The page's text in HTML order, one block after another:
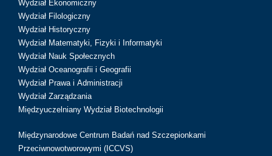
Wydział Ekonomiczny
Wydział Filologiczny
Wydział Historyczny
Wydział Matematyki, Fizyki i Informatyki
Wydział Nauk Społecznych
Wydział Oceanografii i Geografii
Wydział Prawa i Administracji
Wydział Zarządzania
Międzyuczelniany Wydział Biotechnologii
Międzynarodowe Centrum Badań nad Szczepionkami
Przeciwnowotworowymi (ICCVS)